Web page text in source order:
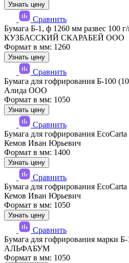
Узнать цену
Сравнить
Бумага Б-1, ф 1260 мм развес 100
КУЗБАССКИЙ СКАРАБЕЙ ООО
Формат в мм: 1260
Узнать цену
Сравнить
Бумага для гофрирования Б-100
Алида ООО
Формат в мм: 1050
Узнать цену
Сравнить
Бумага для гофрирования
Кемов Иван Юрьевич
Формат в мм: 1400
Узнать цену
Сравнить
Бумага для гофрирования
Кемов Иван Юрьевич
Формат в мм: 1050
Узнать цену
Сравнить
Бумага для гофрирования марки
АЛЬФАБУМ
Формат в мм: 1050